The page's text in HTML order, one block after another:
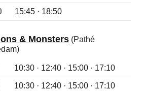
15:45 · 18:50
& Monsters (Pathé
10:30 · 12:40 · 15:00 · 17:10
10:30 · 12:40 · 15:00 · 17:10